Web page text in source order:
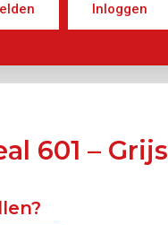
Inloggen
601 – Grijs